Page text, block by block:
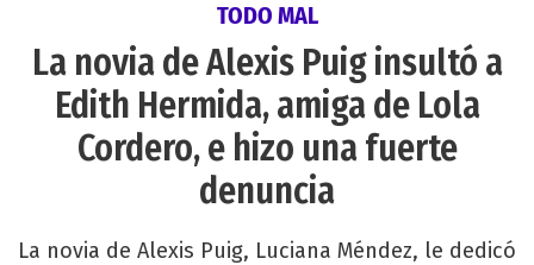
TODO MAL
La novia de Alexis Puig insultó a
Edith Hermida, amiga de Lola
Cordero, e hizo una fuerte
denuncia
La novia de Alexis Puig, Luciana Méndez, le dedicó